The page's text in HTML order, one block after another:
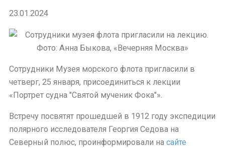
23.01.2024
Сотрудники Музея морского флота пригласили в
четверг, 25 января, присоединиться к лекции
«Портрет судна "Святой мученик Фока"».
Встречу посвятят прошедшей в 1912 году экспедиции
полярного исследователя Георгия Седова на
Северный полюс, проинформировали на сайте